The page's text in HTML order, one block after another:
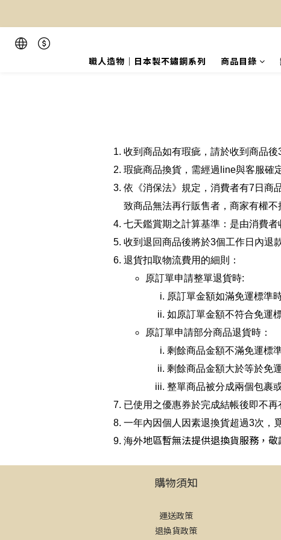
職人造物｜日本製不鏽鋼系列 商品目錄
收到商品如有瑕疵，請於收到商品後
瑕疵商品換貨，需經過line與客服確
依《消保法》規定，消費者有7日商
致商品無法再行販售者，商家有權
七天鑑賞期之計算基準：是由消費
收到退回商品後將於3個工作日內退
退貨扣取物流費用的細則：
原訂單申請整單退貨時:
原訂單金額如滿免運標準
如原訂單金額不符合免運
原訂單申請部分商品退貨時：
剩餘商品金額不滿免運標
剩餘商品金額大於等於免
整單商品被分成兩個包裹
已使用之優惠券於完成結帳後即不
一年內因個人因素退換貨超過3次，
海外地區暫無法提供退換貨服務，敬
購物須知
運送政策
退換貨政策